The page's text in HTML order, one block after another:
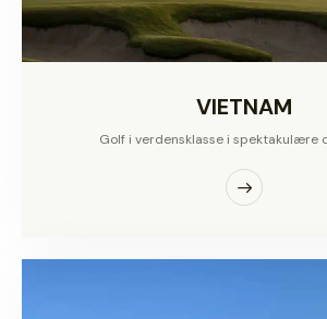
VIETNAM
Golf i verdensklasse i spektakulære